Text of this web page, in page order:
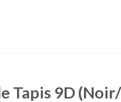
Tapis 9D